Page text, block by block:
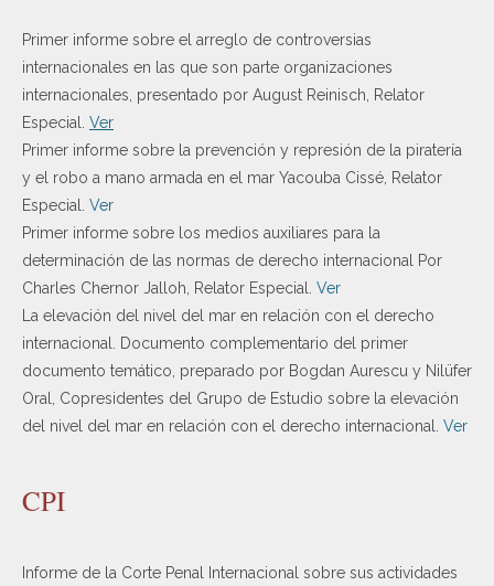
Primer informe sobre el arreglo de controversias
internacionales en las que son parte organizaciones
internacionales, presentado por August Reinisch, Relator
Especial. Ver
Primer informe sobre la prevención y represión de la piratería
y el robo a mano armada en el mar Yacouba Cissé, Relator
Especial. Ver
Primer informe sobre los medios auxiliares para la
determinación de las normas de derecho internacional Por
Charles Chernor Jalloh, Relator Especial. Ver
La elevación del nivel del mar en relación con el derecho
internacional. Documento complementario del primer
documento temático, preparado por Bogdan Aurescu y Nilüfer
Oral, Copresidentes del Grupo de Estudio sobre la elevación
del nivel del mar en relación con el derecho internacional. Ver
CPI
Informe de la Corte Penal Internacional sobre sus actividades